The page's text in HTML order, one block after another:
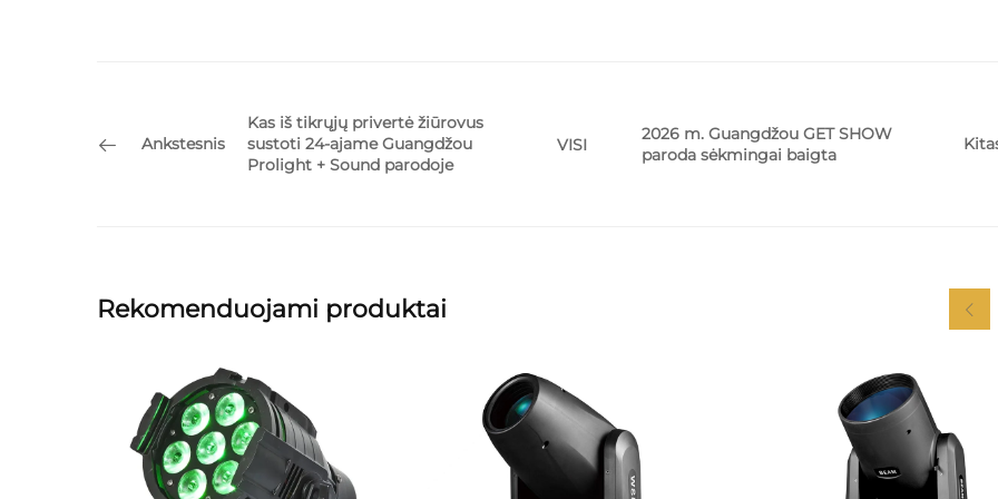
Ankstesnis
Kas iš tikrųjų privertė žiūrovus
sustoti 24‑ajame Guangdžou
Prolight + Sound parodoje
VISI
2026 m. Guangdžou GET SHOW
paroda sėkmingai baigta
Rekomenduojami produktai